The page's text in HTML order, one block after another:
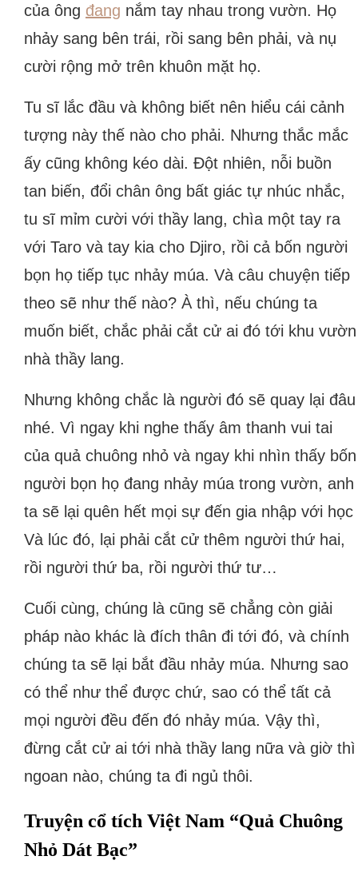
của ông đang nắm tay nhau trong vườn. Họ
nhảy sang bên trái, rồi sang bên phải, và nụ
cười rộng mở trên khuôn mặt họ.
Tu sĩ lắc đầu và không biết nên hiểu cái cảnh
tượng này thế nào cho phải. Nhưng thắc mắc
ấy cũng không kéo dài. Đột nhiên, nỗi buồn
tan biến, đổi chân ông bất giác tự nhúc nhắc,
tu sĩ mỉm cười với thầy lang, chìa một tay ra
với Taro và tay kia cho Djiro, rồi cả bốn người
bọn họ tiếp tục nhảy múa. Và câu chuyện tiếp
theo sẽ như thế nào? À thì, nếu chúng ta
muốn biết, chắc phải cắt cử ai đó tới khu vườn
nhà thầy lang.
Nhưng không chắc là người đó sẽ quay lại đâu
nhé. Vì ngay khi nghe thấy âm thanh vui tai
của quả chuông nhỏ và ngay khi nhìn thấy bốn
người bọn họ đang nhảy múa trong vườn, anh
ta sẽ lại quên hết mọi sự đến gia nhập với học
Và lúc đó, lại phải cắt cử thêm người thứ hai,
rồi người thứ ba, rồi người thứ tư…
Cuối cùng, chúng là cũng sẽ chẳng còn giải
pháp nào khác là đích thân đi tới đó, và chính
chúng ta sẽ lại bắt đầu nhảy múa. Nhưng sao
có thể như thể được chứ, sao có thể tất cả
mọi người đều đến đó nhảy múa. Vậy thì,
đừng cắt cử ai tới nhà thầy lang nữa và giờ thì
ngoan nào, chúng ta đi ngủ thôi.
Truyện cổ tích Việt Nam “Quả Chuông
Nhỏ Dát Bạc”